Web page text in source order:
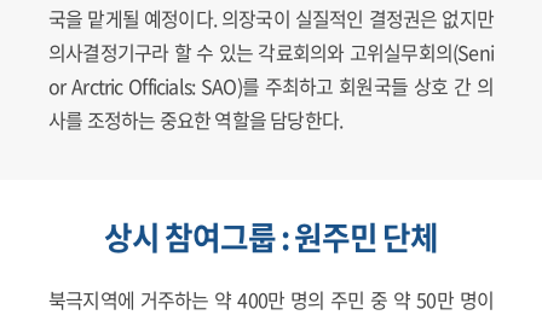
국을 맡게될 예정이다. 의장국이 실질적인 결정권은 없지만
의사결정기구라 할 수 있는 각료회의와 고위실무회의(Seni
or Arctric Officials: SAO)를 주최하고 회원국들 상호 간 의
사를 조정하는 중요한 역할을 담당한다.
상시 참여그룹 : 원주민 단체
북극지역에 거주하는 약 400만 명의 주민 중 약 50만 명이